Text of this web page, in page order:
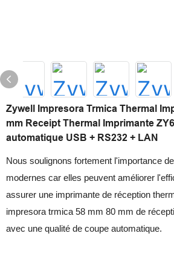
Zywell Impresora Trmica Thermal
mm Receipt Thermal Imprimante
automatique USB + RS232 + LAN
Nous soulignons fortement l'importance
modernes car elles peuvent améliorer
assurer une imprimante de réception
impresora trmica 58 mm 80 mm de
avec une qualité de coupe automatique.